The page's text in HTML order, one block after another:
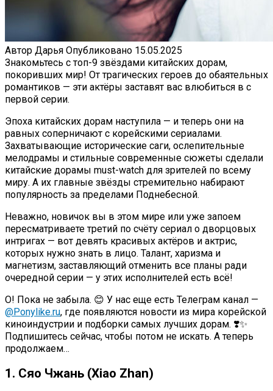
Автор Дарья Опубликовано 15.05.2025
Знакомьтесь с топ-9 звёздами китайских дорам,
покоривших мир! От трагических героев до обаятельных
романтиков — эти актёры заставят вас влюбиться в с
первой серии.
Эпоха китайских дорам наступила — и теперь они на
равных соперничают с корейскими сериалами.
Захватывающие исторические саги, ослепительные
мелодрамы и стильные современные сюжеты сделали
китайские дорамы must-watch для зрителей по всему
миру. А их главные звёзды стремительно набирают
популярность за пределами Поднебесной.
Неважно, новичок вы в этом мире или уже запоем
пересматриваете третий по счёту сериал о дворцовых
интригах — вот девять красивых актёров и актрис,
которых нужно знать в лицо. Талант, харизма и
магнетизм, заставляющий отменить все планы ради
очередной серии — у этих исполнителей есть всё!
О! Пока не забыла. 😊 У нас еще есть Телеграм канал —
@Ponylike.ru, где появляются новости из мира корейской
киноиндустрии и подборки самых лучших дорам. ❣️✨
Подпишитесь сейчас, чтобы потом не искать. А теперь
продолжаем…
1. Сяо Чжань (Xiao Zhan)